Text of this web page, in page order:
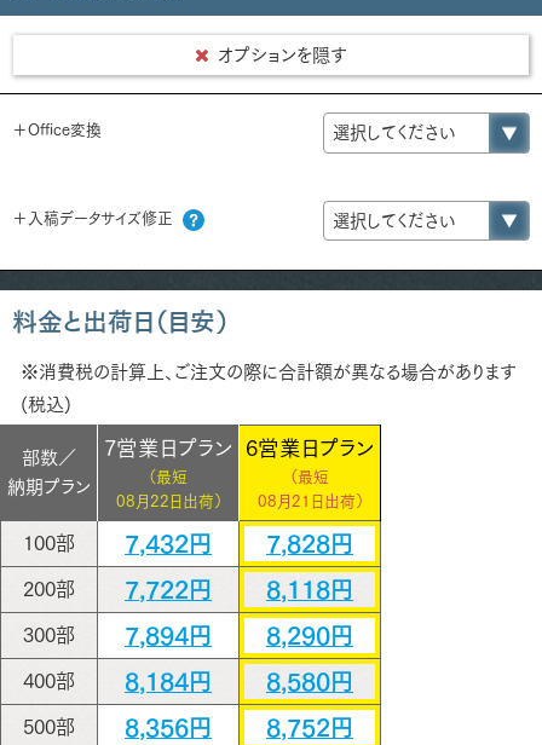
オプションを隠す
＋Office変換
＋入稿データサイズ修正
料金と出荷日（目安）
※消費税の計算上、ご注文の際に合計額が異なる場合があります
(税込)
部数／
納期プラン
7営業日プラン
（最短
08月22日出荷）
6営業日プラン
（最短
08月21日出荷）
100部 7,432円 7,828円
200部 7,722円 8,118円
300部 7,894円 8,290円
400部 8,184円 8,580円
500部 8,356円 8,752円